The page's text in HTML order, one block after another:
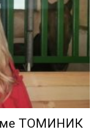
ТОМИНИК